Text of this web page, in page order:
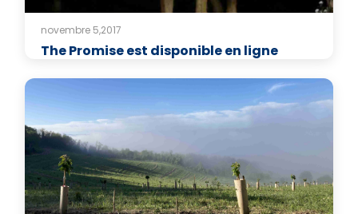
novembre 5,2017
The Promise est disponible en ligne